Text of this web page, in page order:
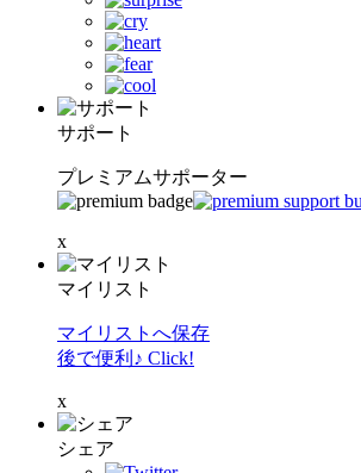
サポート
プレミアムサポーター
x
マイリスト
マイリストへ保存
後で便利♪ Click!
x
シェア